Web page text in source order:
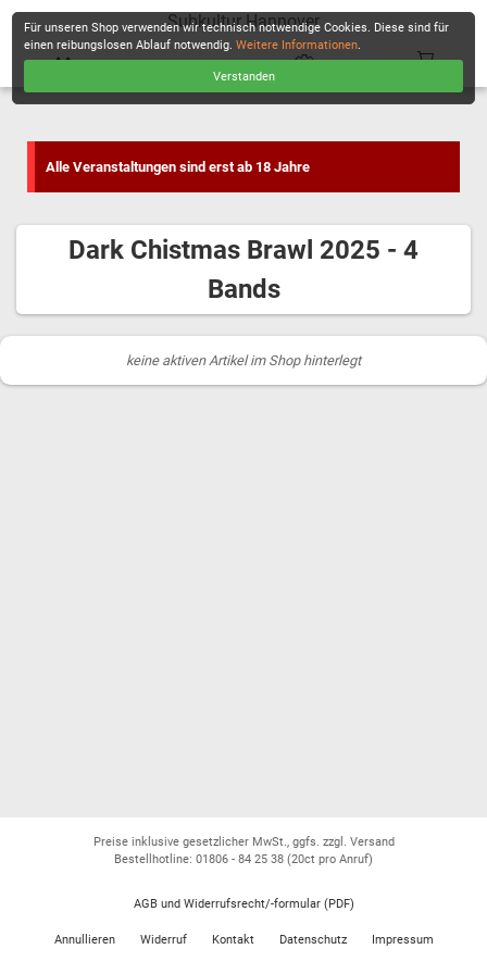
Subkultur Hannover
Alle Veranstaltungen sind erst ab 18 Jahre
Dark Chistmas Brawl 2025 - 4
Bands
keine aktiven Artikel im Shop hinterlegt
Für unseren Shop verwenden wir technisch notwendige Cookies. Diese sind für
einen reibungslosen Ablauf notwendig.Weitere Informationen.
Verstanden
Preise inklusive gesetzlicher MwSt., ggfs. zzgl. Versand
Bestellhotline: 01806 - 84 25 38 (20ct pro Anruf)
AGB und Widerrufsrecht/-formular (PDF)
Annullieren Widerruf Kontakt Datenschutz Impressum